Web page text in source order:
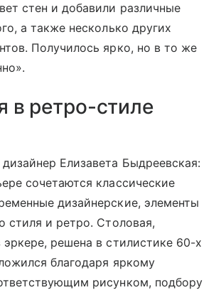
стен и добавили различные
а также несколько других
Получилось ярко, но в то же
в ретро-стиле
Елизавета Быдреевская:
сочетаются классические
дизайнерские, элементы
стиля и ретро. Столовая,
решена в стилистике 60-х
благодаря яркому
рисунком, подбору